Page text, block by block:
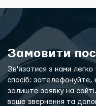
Замовити
Зв'язатися з нами легко
спосіб:
залиште заявку на
ваше звернення та